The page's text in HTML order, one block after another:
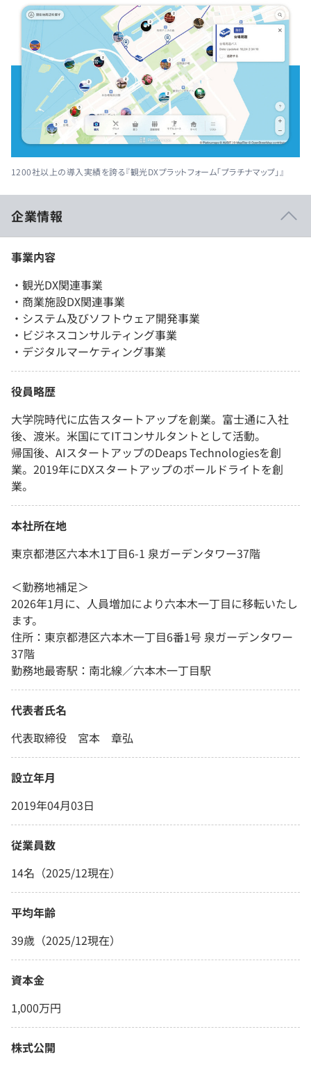
1200社以上の導入実績を誇る『観光DXプラットフォーム「プラチナマップ」』
企業情報
事業内容
・観光DX関連事業
・商業施設DX関連事業
・システム及びソフトウェア開発事業
・ビジネスコンサルティング事業
・デジタルマーケティング事業
役員略歴
大学院時代に広告スタートアップを創業。富士通に入社
後、渡米。米国にてITコンサルタントとして活動。
帰国後、AIスタートアップのDeaps Technologiesを創
業。2019年にDXスタートアップのボールドライトを創
業。
本社所在地
東京都港区六本木1丁目6-1 泉ガーデンタワー37階
＜勤務地補足＞
2026年1月に、人員増加により六本木一丁目に移転いたし
ます。
住所：東京都港区六本木一丁目6番1号 泉ガーデンタワー
37階
勤務地最寄駅：南北線／六本木一丁目駅
代表者氏名
代表取締役 宮本 章弘
設立年月
2019年04月03日
従業員数
14名（2025/12現在）
平均年齢
39歳（2025/12現在）
資本金
1,000万円
株式公開